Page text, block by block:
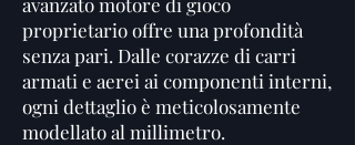
proprietario offre una profondità
senza pari. Dalle corazze di carri
armati e aerei ai componenti interni,
ogni dettaglio è meticolosamente
modellato al millimetro.